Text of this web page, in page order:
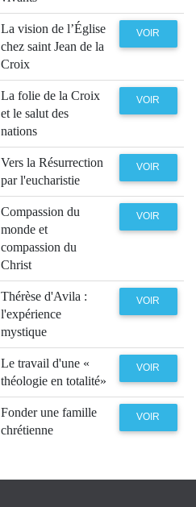
La vision de l’Église
chez saint Jean de la
Croix
VOIR
La folie de la Croix
et le salut des
nations
VOIR
Vers la Résurrection
par l'eucharistie
VOIR
Compassion du
monde et
compassion du
Christ
VOIR
Thérèse d'Avila :
l'expérience
mystique
VOIR
Le travail d'une «
théologie en totalité»
VOIR
Fonder une famille
chrétienne
VOIR